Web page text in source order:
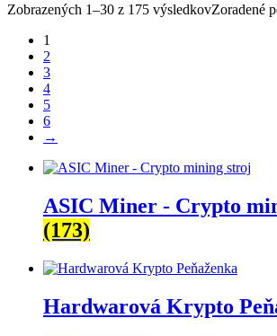
Zobrazených 1–30 z 175 výsledkovZoradené
1
2
3
4
5
6
→
ASIC Miner - Crypto
(173)
Hardwarová Krypto